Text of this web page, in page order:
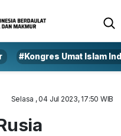
#Kongres Umat Islam
Selasa , 04 Jul 2023, 17:50 WIB